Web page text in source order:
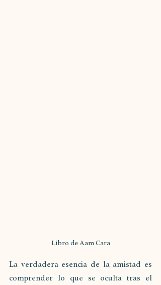
Libro de Aam Cara
La verdadera esencia de la amistad es
comprender lo que se oculta tras el